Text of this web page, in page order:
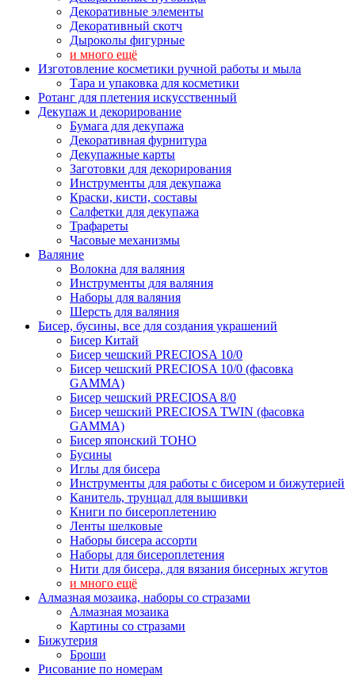
Декоративные элементы
Декоративный скотч
Дыроколы фигурные
и много ещё
Изготовление косметики ручной работы и мыла
Тара и упаковка для косметики
Ротанг для плетения искусственный
Декупаж и декорирование
Бумага для декупажа
Декоративная фурнитура
Декупажные карты
Заготовки для декорирования
Инструменты для декупажа
Краски, кисти, составы
Салфетки для декупажа
Трафареты
Часовые механизмы
Валяние
Волокна для валяния
Инструменты для валяния
Наборы для валяния
Шерсть для валяния
Бисер, бусины, все для создания украшений
Бисер Китай
Бисер чешский PRECIOSA 10/0
Бисер чешский PRECIOSA 10/0 (фасовка
GAMMA)
Бисер чешский PRECIOSA 8/0
Бисер чешский PRECIOSA TWIN (фасовка
GAMMA)
Бисер японский TOHO
Бусины
Иглы для бисера
Инструменты для работы с бисером и бижутерией
Канитель, трунцал для вышивки
Книги по бисероплетению
Ленты шелковые
Наборы бисера ассорти
Наборы для бисероплетения
Нити для бисера, для вязания бисерных жгутов
и много ещё
Алмазная мозаика, наборы со стразами
Алмазная мозаика
Картины co стразами
Бижутерия
Броши
Рисование по номерам